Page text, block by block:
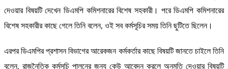
দেওয়ার বিষয়টি দেখেন ডিএমপি কমিশনারের বিশেষ সহকারী। পরে ডিএমপি কমিশনারের
বিশেষ সহকারীর কাছে গেলে তিনি বলেন, ওই সব কর্মসূচির সময় তিনি ছুটিতে ছিলেন।
এরপর ডিএমপির প্রশাসন বিভাগের আরেকজন কর্মকর্তার কাছে বিষয়টি জানতে চাইলে তিনি
বলেন, রাজনৈতিক কর্মসূচি পালনের জন্য কেউ আবেদন করলে অনুমতি দেওয়ার বিষয়টি